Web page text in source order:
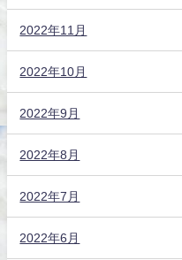
2022年11月
2022年10月
2022年9月
2022年8月
2022年7月
2022年6月